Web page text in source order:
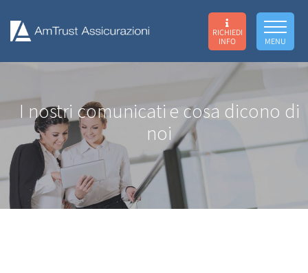
RICHIEDI
INFO
MENU
I nostri comunicatie cosa dicono di
noi